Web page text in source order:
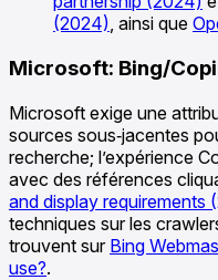
(2024), ainsi que
Microsoft: Bing/
Microsoft exige une
sources sous‑jacentes
recherche; l’expérience
avec des références
and display requirements
techniques sur les
trouvent sur Bing
use?.